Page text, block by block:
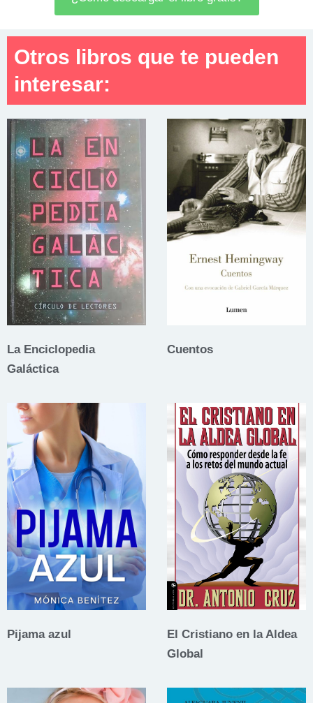
Otros libros que te pueden
interesar:
La Enciclopedia
Galáctica
Cuentos
Pijama azul
El Cristiano en la Aldea
Global